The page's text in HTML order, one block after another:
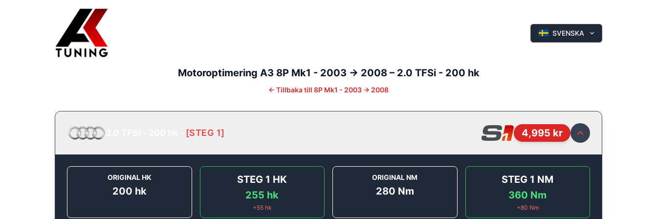
SVENSKA
Motoroptimering A3 8P Mk1 - 2003 -> 2008– 2.0 TFSi - 200 hk
← Tillbaka till 8P Mk1 - 2003 -> 2008
[STEG 1] 4,995 kr
ORIGINAL HK
200 hk
STEG 1 HK
255 hk
+55hk
ORIGINAL NM
280 Nm
STEG 1 NM
360 Nm
+80 Nm